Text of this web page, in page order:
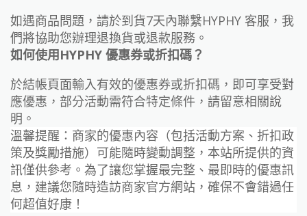
如遇商品問題，請於到貨7天內聯繫HYPHY 客服，我
們將協助您辦理退換貨或退款服務。
如何使用HYPHY 優惠券或折扣碼？
於結帳頁面輸入有效的優惠券或折扣碼，即可享受對
應優惠，部分活動需符合特定條件，請留意相關說
明。
溫馨提醒：商家的優惠內容（包括活動方案、折扣政
策及獎勵措施）可能隨時變動調整，本站所提供的資
訊僅供參考。為了讓您掌握最完整、最即時的優惠訊
息，建議您隨時造訪商家官方網站，確保不會錯過任
何超值好康！